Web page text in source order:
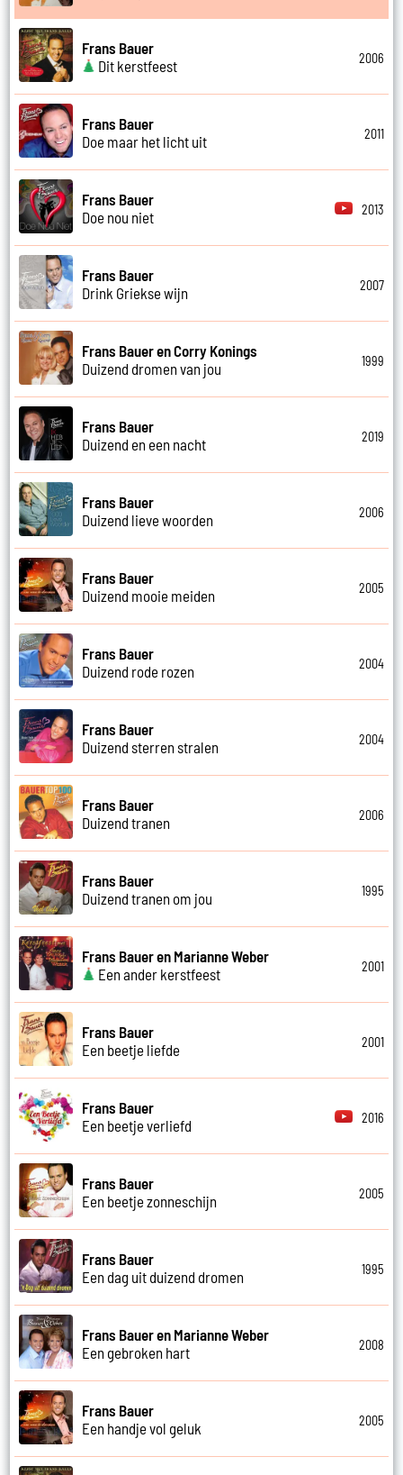
Frans Bauer
Dit kerstfeest
2006
Frans Bauer
Doe maar het licht uit
2011
Frans Bauer
Doe nou niet
2013
Frans Bauer
Drink Griekse wijn
2007
Frans Bauer en Corry Konings
Duizend dromen van jou
1999
Frans Bauer
Duizend en een nacht
2019
Frans Bauer
Duizend lieve woorden
2006
Frans Bauer
Duizend mooie meiden
2005
Frans Bauer
Duizend rode rozen
2004
Frans Bauer
Duizend sterren stralen
2004
Frans Bauer
Duizend tranen
2006
Frans Bauer
Duizend tranen om jou
1995
Frans Bauer en Marianne Weber
Een ander kerstfeest
2001
Frans Bauer
Een beetje liefde
2001
Frans Bauer
Een beetje verliefd
2016
Frans Bauer
Een beetje zonneschijn
2005
Frans Bauer
Een dag uit duizend dromen
1995
Frans Bauer en Marianne Weber
Een gebroken hart
2008
Frans Bauer
Een handje vol geluk
2005